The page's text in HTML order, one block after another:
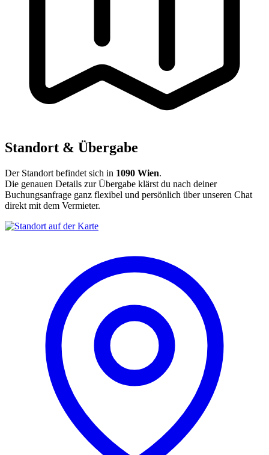
Standort & Übergabe
Der Standort befindet sich in 1090 Wien.
Die genauen Details zur Übergabe klärst du nach deiner
Buchungsanfrage ganz flexibel und persönlich über unseren Chat
direkt mit dem Vermieter.